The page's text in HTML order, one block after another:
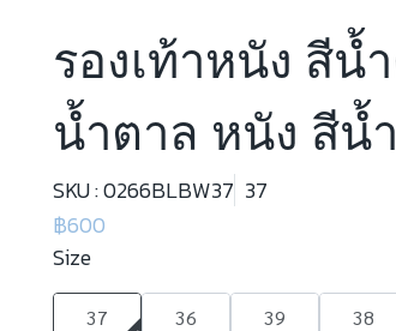
รองเท้าหนัง สีน้
น้ำตาล หนัง สีน้
SKU : 0266BLBW37 37
฿600
Size
37 36 39 38